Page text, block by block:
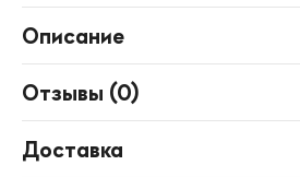
Описание
Отзывы (0)
Доставка